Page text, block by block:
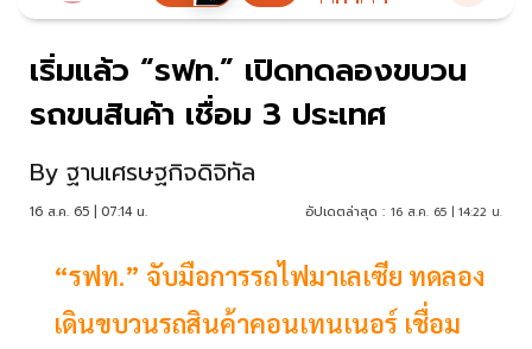
เริ่มแล้ว “รฟท.” เปิดทดลองขบวน
รถขนสินค้า เชื่อม 3 ประเทศ
By ฐานเศรษฐกิจดิจิทัล
16 ส.ค. 65 | 07:14 น. อัปเดตล่าสุด : 16 ส.ค. 65 | 14:22 น.
“รฟท.” จับมือการรถไฟมาเลเซีย ทดลอง
เดินขบวนรถสินค้าคอนเทนเนอร์ เชื่อม